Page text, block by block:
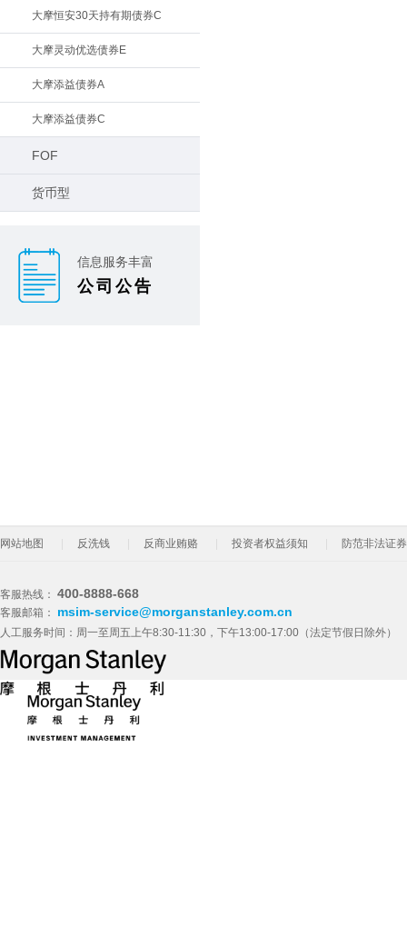
大摩恒安30天持有期债券C
大摩灵动优选债券E
大摩添益债券A
大摩添益债券C
FOF
货币型
信息服务丰富
公司公告
网站地图 反洗钱 反商业贿赂 投资者权益须知 防范非法证
客服热线： 400-8888-668
客服邮箱： msim-service@morganstanley.com.cn
人工服务时间：周一至周五上午8:30-11:30，下午13:00-17:00（法定节假日除外）